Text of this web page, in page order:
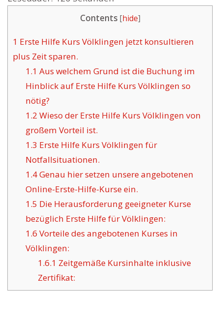
Contents [hide]
1 Erste Hilfe Kurs Völklingen jetzt konsultieren
plus Zeit sparen.
1.1 Aus welchem Grund ist die Buchung im
Hinblick auf Erste Hilfe Kurs Völklingen so
nötig?
1.2 Wieso der Erste Hilfe Kurs Völklingen von
großem Vorteil ist.
1.3 Erste Hilfe Kurs Völklingen für
Notfallsituationen.
1.4Genau hier setzen unsere angebotenen
Online-Erste-Hilfe-Kurse ein.
1.5 Die Herausforderung geeigneter Kurse
bezüglich Erste Hilfe für Völklingen:
1.6 Vorteile des angebotenen Kurses in
Völklingen:
1.6.1 Zeitgemäße Kursinhalte inklusive
Zertifikat: